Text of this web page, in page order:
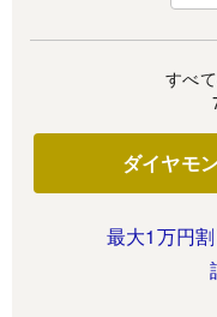
すべ
ダイヤモ
最大1万円